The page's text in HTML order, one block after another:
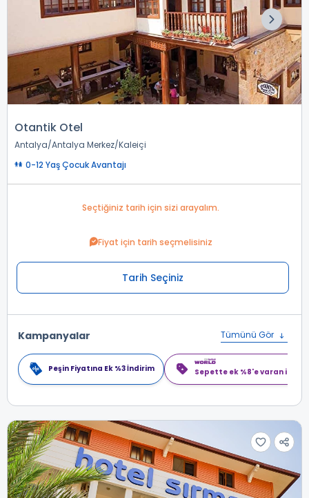
Otantik Otel
Antalya Antalya Merkez Kaleiçi
0-12 Yaş Çocuk Avantajı
Seçtiğiniz tarih için sizi arayalım.
Fiyat için tarih seçmelisiniz
Tarih Seçiniz
Kampanyalar Tümünü Gör
Peşin Fiyatına Ek %3 İndirim Sepette ek %8'e varan